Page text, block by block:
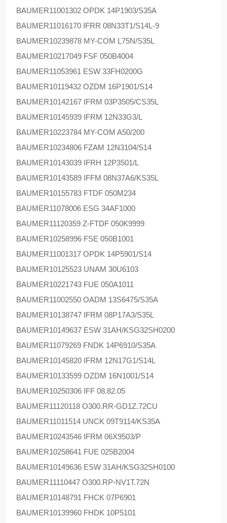
BAUMER11001302 OPDK 14P1903/S35A
BAUMER11016170 IFRR 08N33T1/S14L-9
BAUMER10239878 MY-COM L75N/S35L
BAUMER10217049 FSF 050B4004
BAUMER11053961 ESW 33FH0200G
BAUMER10119432 OZDM 16P1901/S14
BAUMER10142167 IFRM 03P3505/CS35L
BAUMER10145939 IFRM 12N33G3/L
BAUMER10223784 MY-COM A50/200
BAUMER10234806 FZAM 12N3104/S14
BAUMER10143039 IFRH 12P3501/L
BAUMER10143589 IFFM 08N37A6/KS35L
BAUMER10155783 FTDF 050M234
BAUMER11078006 ESG 34AF1000
BAUMER11120359 Z-FTDF 050K9999
BAUMER10258996 FSE 050B1001
BAUMER11001317 OPDK 14P5901/S14
BAUMER10125523 UNAM 30U6103
BAUMER10221743 FUE 050A1011
BAUMER11002550 OADM 13S6475/S35A
BAUMER10138747 IFRM 08P17A3/S35L
BAUMER10149637 ESW 31AH/KSG32SH0200
BAUMER11079269 FNDK 14P6910/S35A
BAUMER10145820 IFRM 12N17G1/S14L
BAUMER10133599 OZDM 16N1001/S14
BAUMER10250306 IFF 08.82.05
BAUMER11120118 O300.RR-GD1Z.72CU
BAUMER11011514 UNCK 09T9114/KS35A
BAUMER10243546 IFRM 06X9503/P
BAUMER10258641 FUE 025B2004
BAUMER10149636 ESW 31AH/KSG32SH0100
BAUMER11110447 O300.RP-NV1T.72N
BAUMER10148791 FHCK 07P6901
BAUMER10139960 FHDK 10P5101